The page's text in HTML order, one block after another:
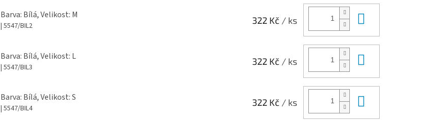
Barva: Bílá, Velikost: M
| 5547/BIL2
322 Kč / ks
Barva: Bílá, Velikost: L
| 5547/BIL3
322 Kč / ks
Barva: Bílá, Velikost: S
| 5547/BIL4
322 Kč / ks